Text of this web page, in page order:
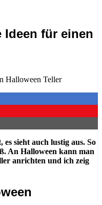
für einen
sieht auch lustig aus. So
An Halloween kann man
anrichten und ich zeig